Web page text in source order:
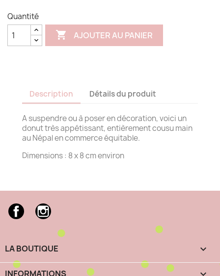
Quantité
 AJOUTER AU PANIER
Description Détails du produit
A suspendre ou à poser en décoration, voici un
donut très appétissant, entièrement cousu main
au Népal en commerce équitable.
Dimensions : 8 x 8 cm environ
FacebookInstagram
LA BOUTIQUE 
INFORMATIONS